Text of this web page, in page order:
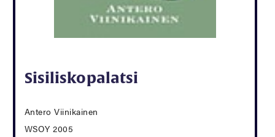
Sisiliskopalatsi
Antero Viinikainen
WSOY 2005